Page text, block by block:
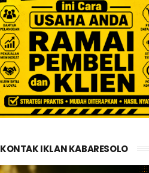
KONTAK IKLAN KABARESOLO